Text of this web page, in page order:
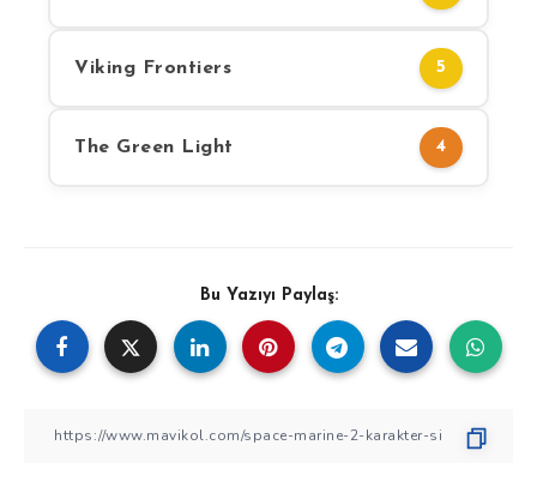
Viking Frontiers 5
The Green Light 4
Bu Yazıyı Paylaş: